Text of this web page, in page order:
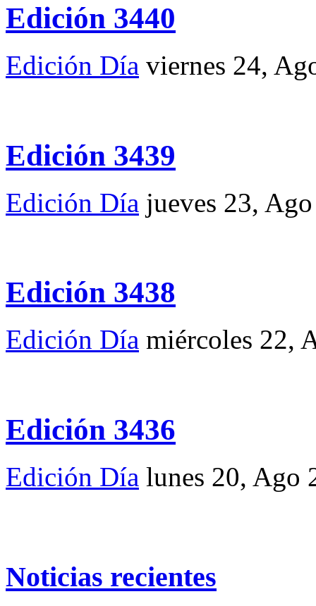
Edición 3440
Edición Día viernes 24,
Edición 3439
Edición Día jueves 23,
Edición 3438
Edición Día miércoles 22,
Edición 3436
Edición Día lunes 20, Ago
Noticias recientes